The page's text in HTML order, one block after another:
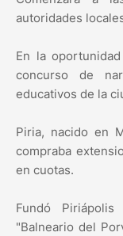
autoridades
En la
concurso de
educativos de la
Piria, nacido en
compraba
en cuotas.
Fundó
"Balneario del